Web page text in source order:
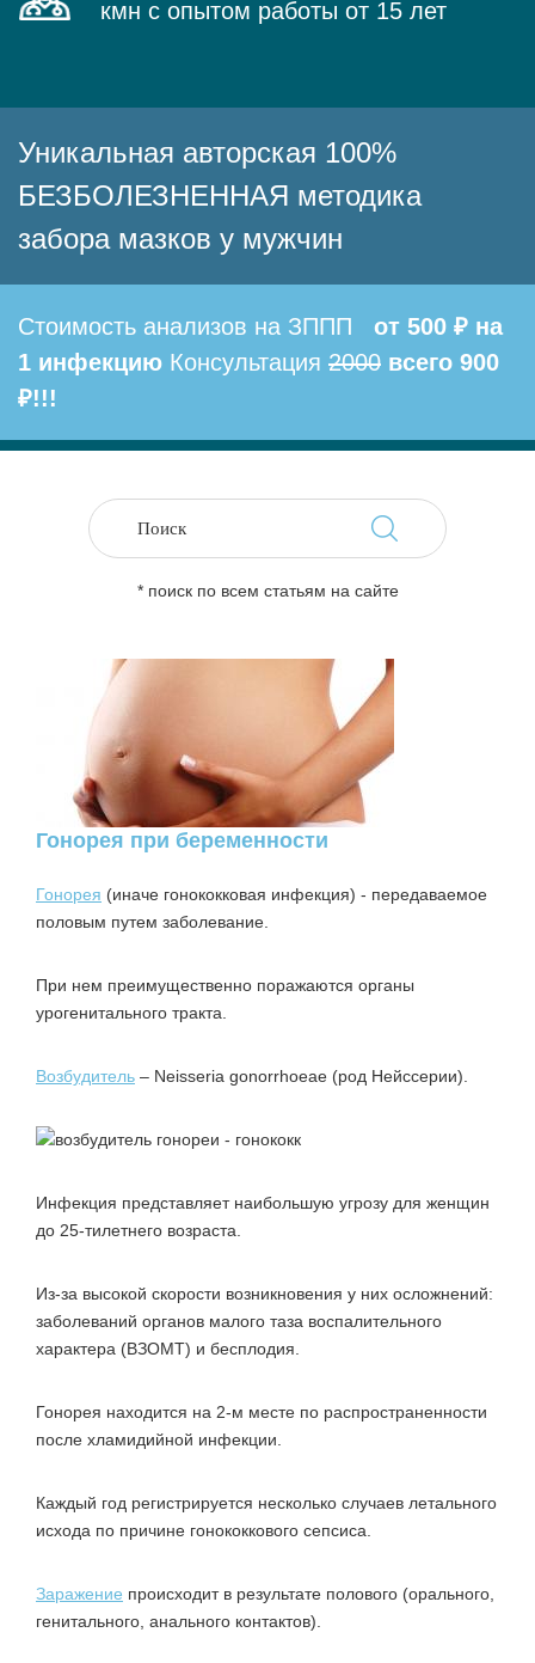
кмн с опытом работы от 15 лет
Уникальная авторская 100%
БЕЗБОЛЕЗНЕННАЯ методика
забора мазков у мужчин
Стоимость анализов на ЗППП
от 500 ₽ на
1 инфекцию Консультация 2000 всего 900
₽!!!
* поиск по всем статьям на сайте
Гонорея при беременности
Гонорея (иначе гонококковая инфекция) ‑ передаваемое
половым путем заболевание.
При нем преимущественно поражаются органы
урогенитального тракта.
Возбудитель – Neisseria gonorrhoeae (род Нейссерии).
Инфекция представляет наибольшую угрозу для женщин
до 25-тилетнего возраста.
Из-за высокой скорости возникновения у них осложнений:
заболеваний органов малого таза воспалительного
характера (ВЗОМТ) и бесплодия.
Гонорея находится на 2-м месте по распространенности
после хламидийной инфекции.
Каждый год регистрируется несколько случаев летального
исхода по причине гонококкового сепсиса.
Заражение происходит в результате полового (орального,
генитального, анального контактов).